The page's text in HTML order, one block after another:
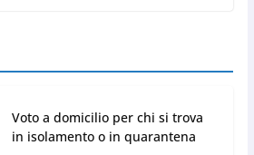
Voto a domicilio per chi si trova
in isolamento o in quarantena